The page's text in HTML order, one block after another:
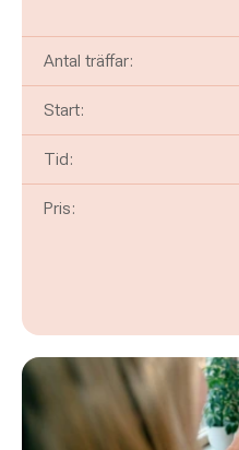
Antal träffar:
Start:
Tid:
Pris: